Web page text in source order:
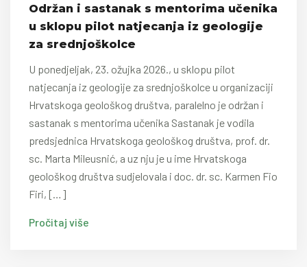
Održan i sastanak s mentorima učenika
u sklopu pilot natjecanja iz geologije
za srednjoškolce
U ponedjeljak, 23. ožujka 2026., u sklopu pilot
natjecanja iz geologije za srednjoškolce u organizaciji
Hrvatskoga geološkog društva, paralelno je održan i
sastanak s mentorima učenika Sastanak je vodila
predsjednica Hrvatskoga geološkog društva, prof. dr.
sc. Marta Mileusnić, a uz nju je u ime Hrvatskoga
geološkog društva sudjelovala i doc. dr. sc. Karmen Fio
Firi, […]
Pročitaj više